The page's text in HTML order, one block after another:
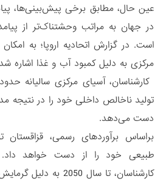
عین حال، مطابق برخی پیش‌بینی‌ها،
در جهان به مراتب وحشتناک‌تر از
است. در گزارش اتحادیه اروپا؛ به
مرکزی به دلیل کمبود آب و غذا اشاره
تولید ناخالص داخلی خود را در نتیجه
دست می‌دهد.
طبیعی خود را از دست خواهد داد.
کارشناسان، تا سال